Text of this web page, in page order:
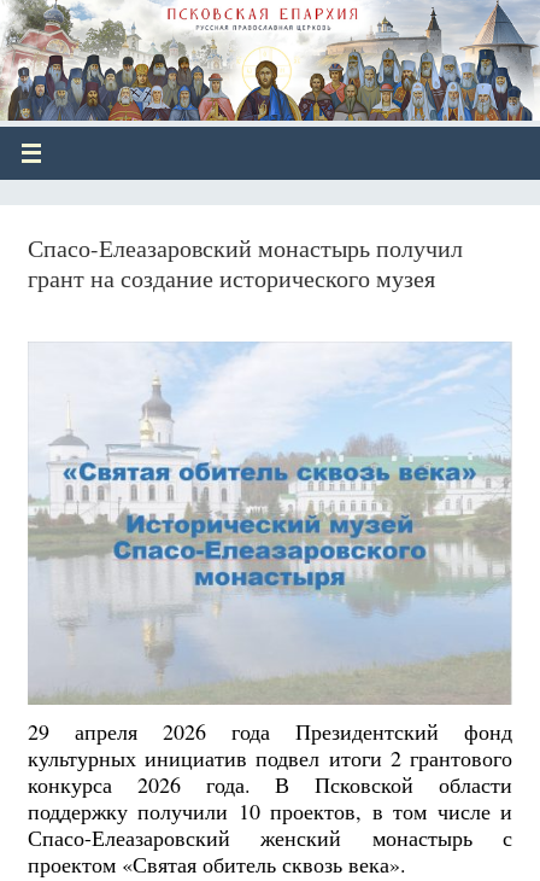
Спасо-Елеазаровский монастырь получил
грант на создание исторического музея
29 апреля 2026 года Президентский фонд
культурных инициатив подвел итоги 2 грантового
конкурса 2026 года. В Псковской области
поддержку получили 10 проектов, в том числе и
Спасо-Елеазаровский женский монастырь с
проектом «Святая обитель сквозь века».